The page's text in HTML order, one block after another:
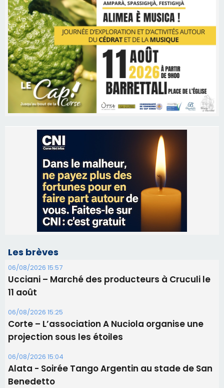
Les brèves
06/08/2026 15:57
Ucciani – Marché des producteurs à Cruculi le
06/08/2026 15:25
Corte – L’association A Nuciola organise une
06/08/2026 15:04
Alata - Soirée Tango Argentin au stade de San
Benedetto
05/08/2026 09:53
Biguglia : messe de la Sainte-Marie et
procession le 14 août
31/07/2026 08:24
Tennis - Début ce week-end du tournoi du
RCPV